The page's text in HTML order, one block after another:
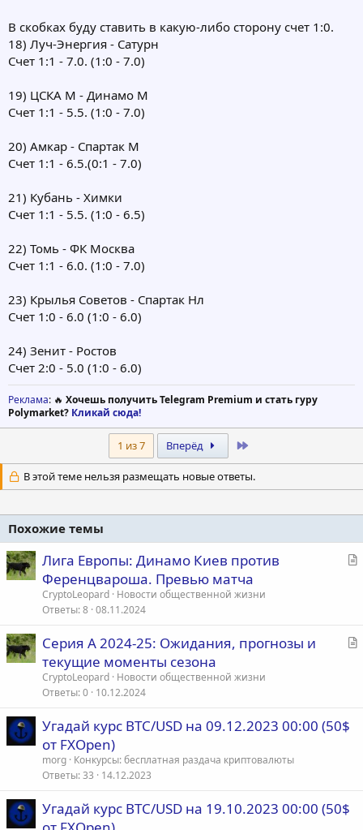
В скобках буду ставить в какую-либо сторону счет 1:0.
18) Луч-Энергия - Сатурн
Счет 1:1 - 7.0. (1:0 - 7.0)
19) ЦСКА М - Динамо М
Счет 1:1 - 5.5. (1:0 - 7.0)
20) Амкар - Спартак М
Счет 1:1 - 6.5.(0:1 - 7.0)
21) Кубань - Химки
Счет 1:1 - 5.5. (1:0 - 6.5)
22) Томь - ФК Москва
Счет 1:1 - 6.0. (1:0 - 7.0)
23) Крылья Советов - Спартак Нл
Счет 1:0 - 6.0 (1:0 - 6.0)
24) Зенит - Ростов
Счет 2:0 - 5.0 (1:0 - 6.0)
Реклама: 🔥 Хочешь получить Telegram Premium и стать гуру
Polymarket? Кликай сюда!
1 из 7 Вперёд
В этой теме нельзя размещать новые ответы.
Похожие темы
С
я
Лига Европы: Динамо Киев против
Ференцвароша. Превью матча
CryptoLeopard Новости общественной жизни
Ответы 8 08.11.2024
С
Серия А 2024-25: Ожидания, прогнозы и
текущие моменты сезона
CryptoLeopard Новости общественной жизни
Ответы 0 10.12.2024
Угадай курс BTC/USD на 09.12.2023 00:00 (50$
от FXOpen)
morg Конкурсы: бесплатная раздача криптовалюты
Ответы 33 14.12.2023
Угадай курс BTC/USD на 19.10.2023 00:00 (50$